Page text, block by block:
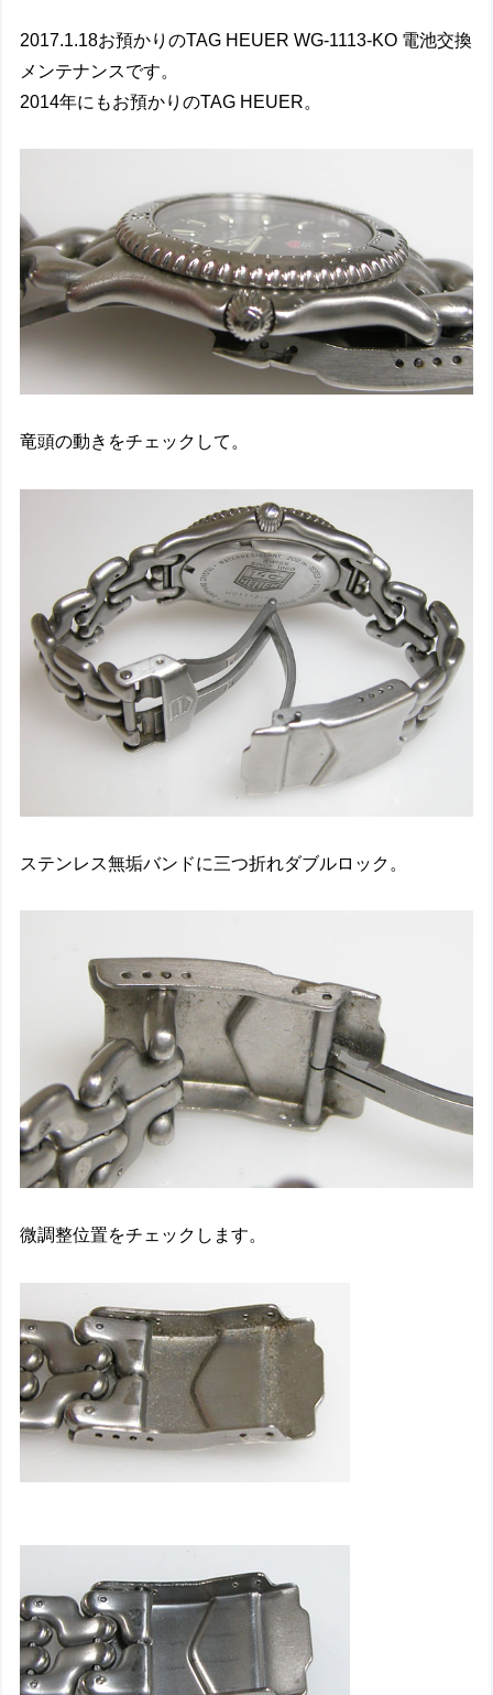
2017.1.18お預かりのTAG HEUER WG-1113-KO 電池交換
メンテナンスです。
2014年にもお預かりのTAG HEUER。
竜頭の動きをチェックして。
ステンレス無垢バンドに三つ折れダブルロック。
微調整位置をチェックします。